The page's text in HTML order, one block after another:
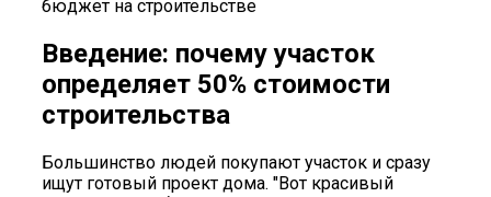
Введение: почему участок
определяет 50% стоимости
строительства
Большинство людей покупают участок и сразу
ищут готовый проект дома. "Вот красивый